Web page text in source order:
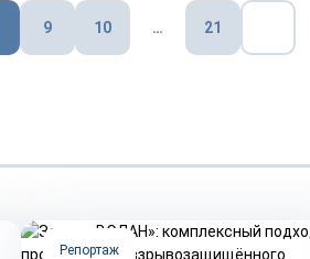
9 10 … 21
Репортаж